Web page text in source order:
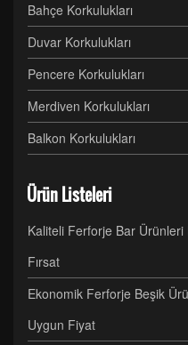
Bahçe Korkulukları
Duvar Korkulukları
Pencere Korkulukları
Merdiven Korkulukları
Balkon Korkulukları
Ürün Listeleri
Kaliteli Ferforje Bar Ürünleri
Fırsat
Ekonomik Ferforje Beşik
Uygun Fiyat